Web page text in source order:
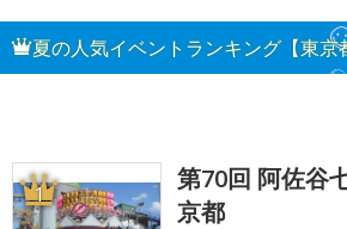
夏の人気イベントランキング【東京
1
第70回 阿佐谷
京都